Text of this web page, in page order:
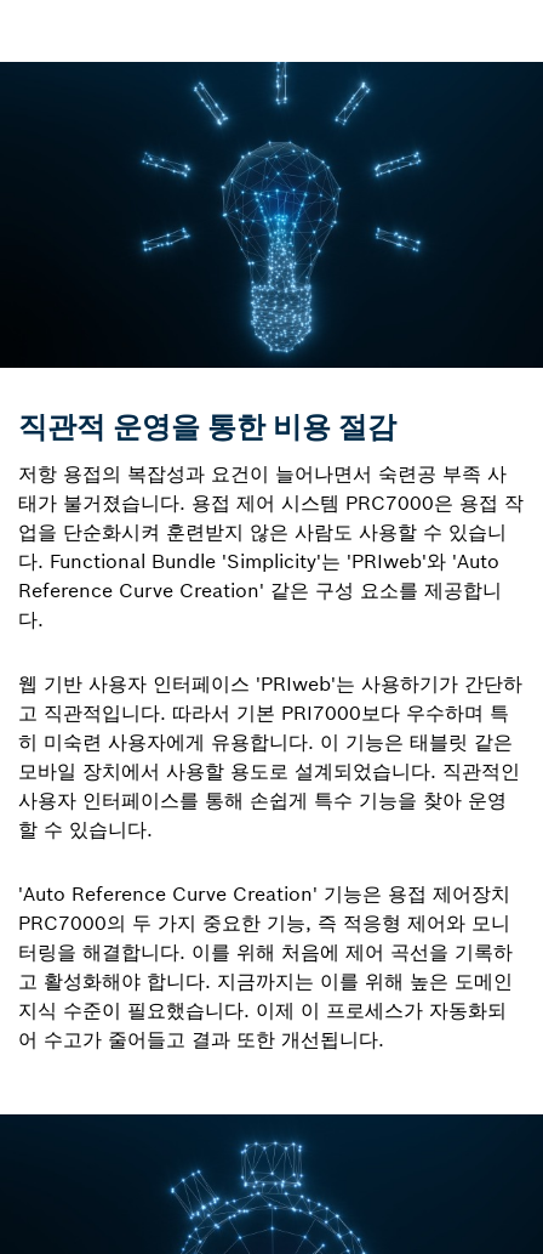
직관적 운영을 통한 비용 절감
저항 용접의 복잡성과 요건이 늘어나면서 숙련공 부족 사
태가 불거졌습니다. 용접 제어 시스템 PRC7000은 용접 작
업을 단순화시켜 훈련받지 않은 사람도 사용할 수 있습니
다. Functional Bundle 'Simplicity'는 'PRIweb'와 'Auto
Reference Curve Creation' 같은 구성 요소를 제공합니
다.
웹 기반 사용자 인터페이스 'PRIweb'는 사용하기가 간단하
고 직관적입니다. 따라서 기본 PRI7000보다 우수하며 특
히 미숙련 사용자에게 유용합니다. 이 기능은 태블릿 같은
모바일 장치에서 사용할 용도로 설계되었습니다. 직관적인
사용자 인터페이스를 통해 손쉽게 특수 기능을 찾아 운영
할 수 있습니다.
'Auto Reference Curve Creation' 기능은 용접 제어장치
PRC7000의 두 가지 중요한 기능, 즉 적응형 제어와 모니
터링을 해결합니다. 이를 위해 처음에 제어 곡선을 기록하
고 활성화해야 합니다. 지금까지는 이를 위해 높은 도메인
지식 수준이 필요했습니다. 이제 이 프로세스가 자동화되
어 수고가 줄어들고 결과 또한 개선됩니다.